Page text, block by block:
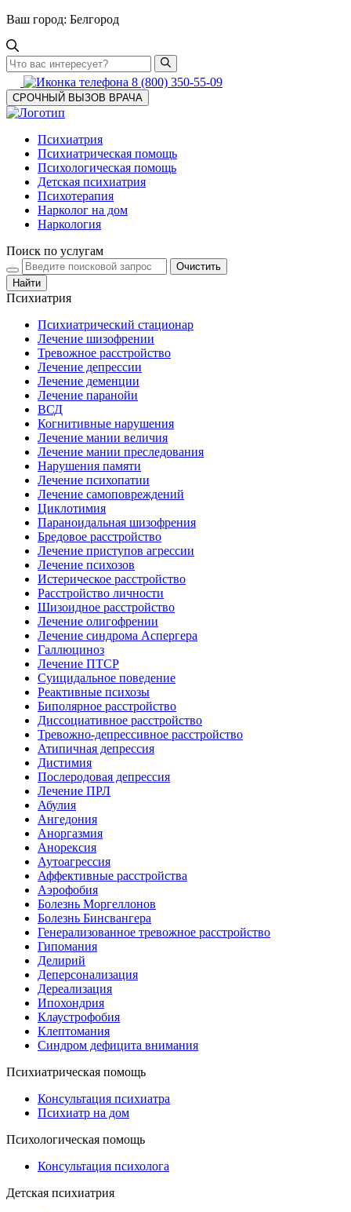
Ваш город: Белгород
8 (800) 350-55-09
СРОЧНЫЙ ВЫЗОВ ВРАЧА
Психиатрия
Психиатрическая помощь
Психологическая помощь
Детская психиатрия
Психотерапия
Нарколог на дом
Наркология
Поиск по услугам
Очистить
Найти
Психиатрия
Психиатрический стационар
Лечение шизофрении
Тревожное расстройство
Лечение депрессии
Лечение деменции
Лечение паранойи
ВСД
Когнитивные нарушения
Лечение мании величия
Лечение мании преследования
Нарушения памяти
Лечение психопатии
Лечение самоповреждений
Циклотимия
Параноидальная шизофрения
Бредовое расстройство
Лечение приступов агрессии
Лечение психозов
Истерическое расстройство
Расстройство личности
Шизоидное расстройство
Лечение олигофрении
Лечение синдрома Аспергера
Галлюциноз
Лечение ПТСР
Суицидальное поведение
Реактивные психозы
Биполярное расстройство
Диссоциативное расстройство
Тревожно-депрессивное расстройство
Атипичная депрессия
Дистимия
Послеродовая депрессия
Лечение ПРЛ
Абулия
Ангедония
Аноргазмия
Анорексия
Аутоагрессия
Аффективные расстройства
Аэрофобия
Болезнь Моргеллонов
Болезнь Бинсвангера
Генерализованное тревожное расстройство
Гипомания
Делирий
Деперсонализация
Дереализация
Ипохондрия
Клаустрофобия
Клептомания
Синдром дефицита внимания
Психиатрическая помощь
Консультация психиатра
Психиатр на дом
Психологическая помощь
Консультация психолога
Детская психиатрия